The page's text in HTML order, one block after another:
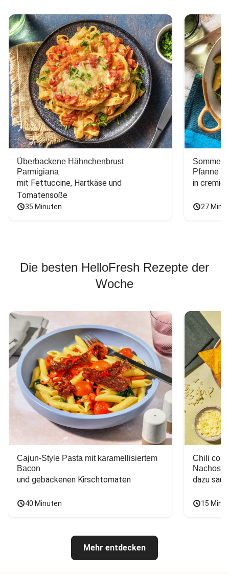
Überbackene Hähnchenbrust
Parmigiana
mit Fettuccine, Hartkäse und
Tomatensoße
35 Minuten
Pfanne
in
27
Die besten HelloFresh Rezepte der
Woche
Cajun-Style Pasta mit karamellisiertem
Bacon
und gebackenen Kirschtomaten
40 Minuten
Chili con
Nachos
dazu
15
Mehr entdecken